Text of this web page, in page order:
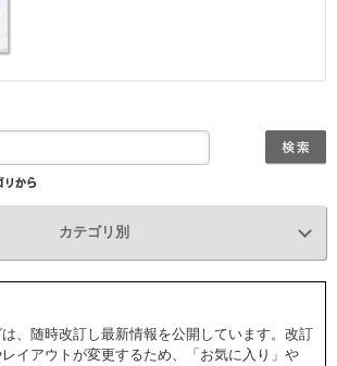
カテゴリ別
、随時改訂し最新情報を公開しています。改訂
イアウトが変更するため、「お気に入り」や